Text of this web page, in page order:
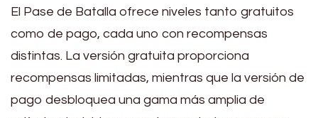
El Pase de Batalla ofrece niveles tanto gratuitos
como de pago, cada uno con recompensas
distintas. La versión gratuita proporciona
recompensas limitadas, mientras que la versión de
pago desbloquea una gama más amplia de